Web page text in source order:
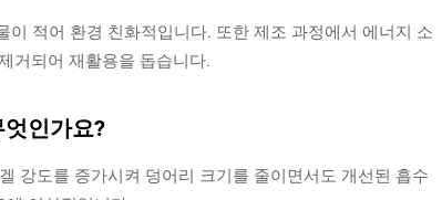
적어 환경 친화적입니다. 또한 제조 과정에서 에너지 소
거되어 재활용을 돕습니다.
인가요?
강도를 증가시켜 덩어리 크기를 줄이면서도 개선된 흡수